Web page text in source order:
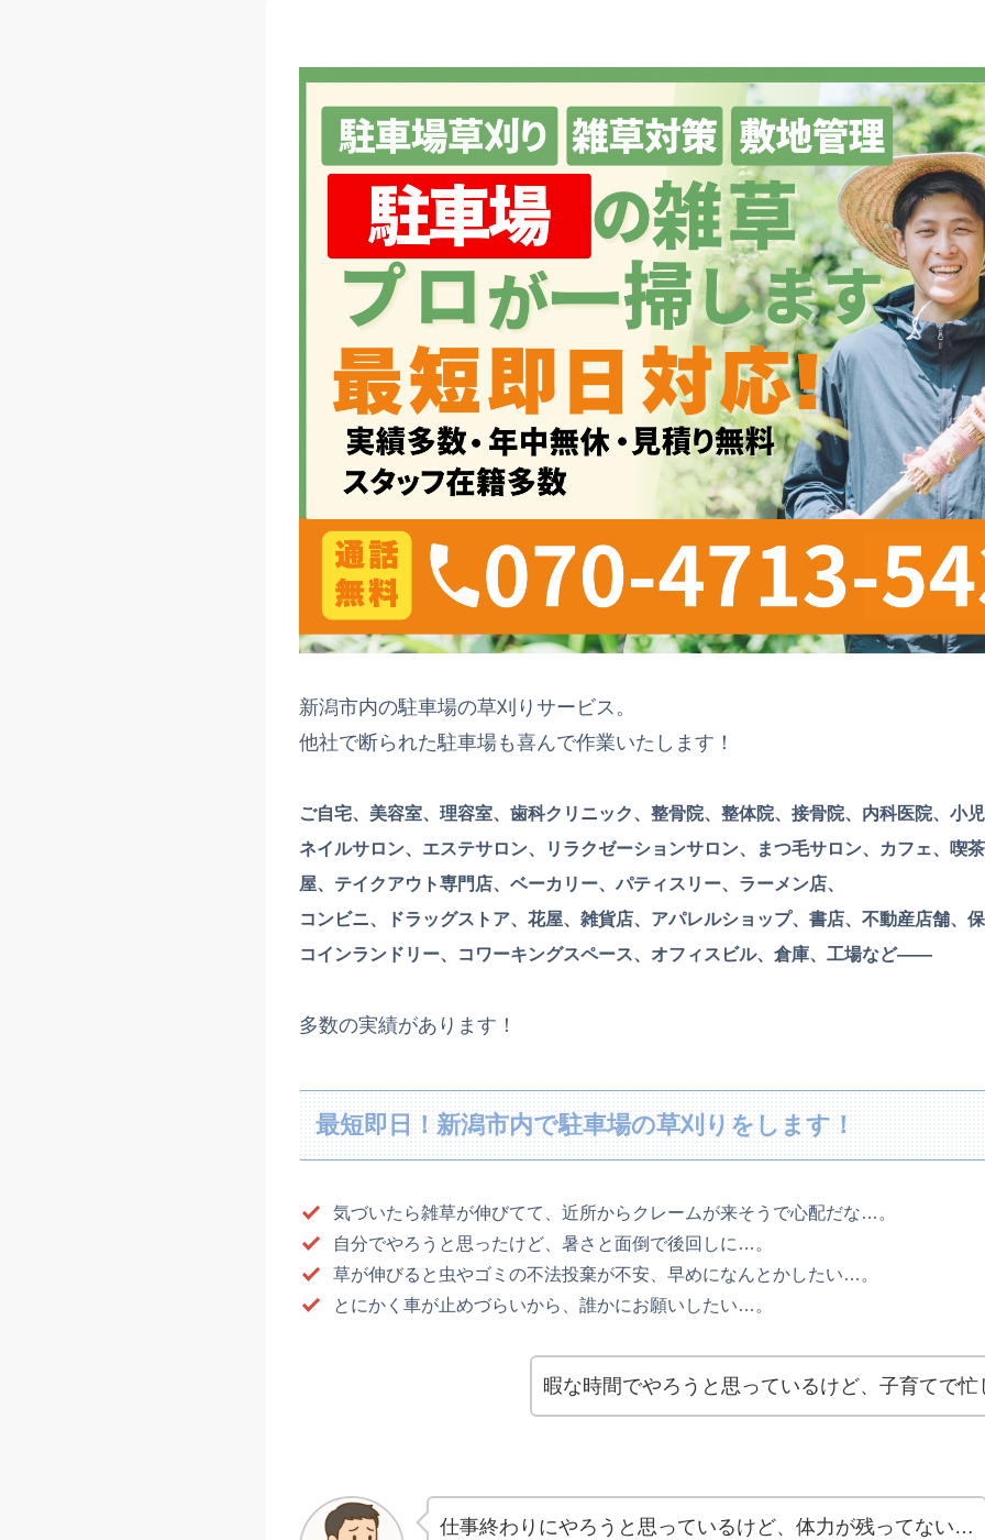
新潟市内の駐車場の草刈りサービス。
他社で断られた駐車場も喜んで作業いたします！
ご自宅、美容室、理容室、歯科クリニック、整骨院、整体院、接骨院、内科医院、小
ネイルサロン、エステサロン、リラクゼーションサロン、まつ毛サロン、カフェ、喫
屋、テイクアウト専門店、ベーカリー、パティスリー、ラーメン店、
コンビニ、ドラッグストア、花屋、雑貨店、アパレルショップ、書店、不動産店舗、
コインランドリー、コワーキングスペース、オフィスビル、倉庫、工場など——
多数の実績があります！
最短即日！新潟市内で駐車場の草刈りをします！
気づいたら雑草が伸びてて、近所からクレームが来そうで心配だな…。
自分でやろうと思ったけど、暑さと面倒で後回しに…。
草が伸びると虫やゴミの不法投棄が不安、早めになんとかしたい…。
とにかく車が止めづらいから、誰かにお願いしたい…。
暇な時間でやろうと思っているけど、子育てで
仕事終わりにやろうと思っているけど、体力が残ってない…